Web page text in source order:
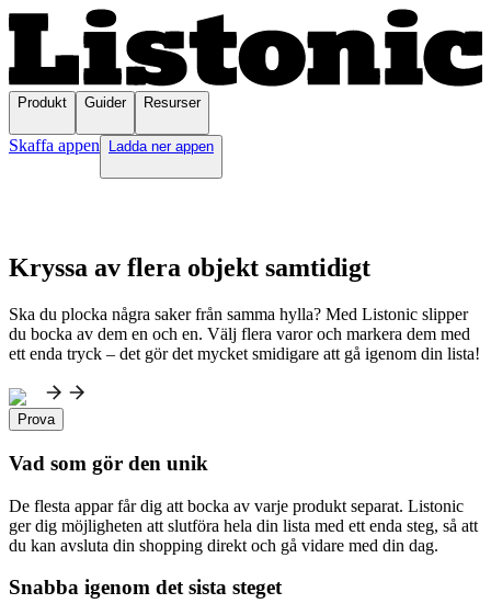
Produkt Guider Resurser
Skaffa appen Ladda ner appen
Kryssa av flera objekt samtidigt
Ska du plocka några saker från samma hylla? Med Listonic slipper
du bocka av dem en och en. Välj flera varor och markera dem med
ett enda tryck – det gör det mycket smidigare att gå igenom din lista!
Prova
Vad som gör den unik
De flesta appar får dig att bocka av varje produkt separat. Listonic
ger dig möjligheten att slutföra hela din lista med ett enda steg, så att
du kan avsluta din shopping direkt och gå vidare med din dag.
Snabba igenom det sista steget